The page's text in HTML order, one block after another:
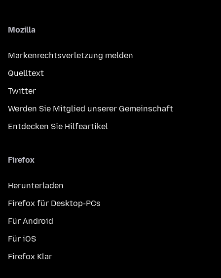
Mozilla
Markenrechtsverletzung melden
Quelltext
Twitter
Werden Sie Mitglied unserer Gemeinschaft
Entdecken Sie Hilfeartikel
Firefox
Herunterladen
Firefox für Desktop-PCs
Für Android
Für iOS
Firefox Klar